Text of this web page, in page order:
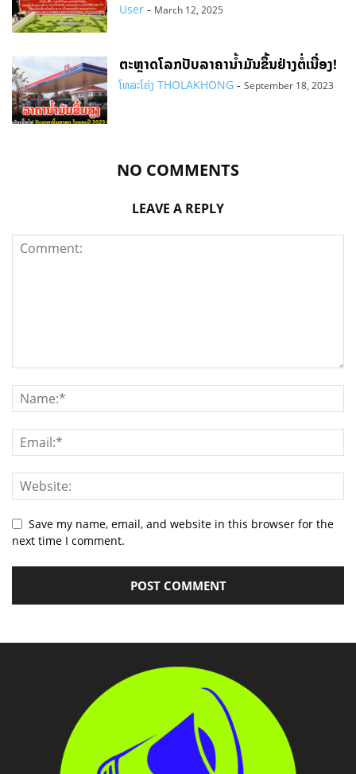
User - March 12, 2025
ຕະຫຼາດໂລກປັບລາຄານ້ຳມັນຂຶ້ນຢ່າງຕໍ່ເນື່ອງ!
ໂທລະໂຄ່ງ THOLAKHONG - September 18, 2023
NO COMMENTS
LEAVE A REPLY
Save my name, email, and website in this browser for the
next time I comment.